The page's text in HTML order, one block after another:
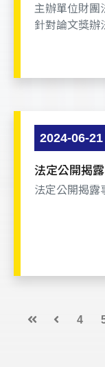
主辦單位財團
針對論文獎辦
的助力之下
2024-06-21
法定公開揭
法定公開揭露
4